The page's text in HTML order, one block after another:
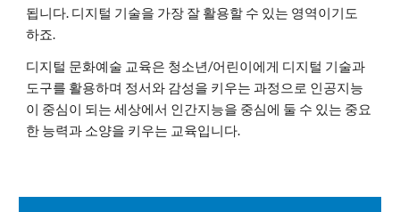
됩니다. 디지털 기술을 가장 잘 활용할 수 있는 영역이기도
하죠.
디지털 문화예술 교육은 청소년/어린이에게 디지털 기술과
도구를 활용하며 정서와 감성을 키우는 과정으로 인공지능
이 중심이 되는 세상에서 인간지능을 중심에 둘 수 있는 중요
한 능력과 소양을 키우는 교육입니다.